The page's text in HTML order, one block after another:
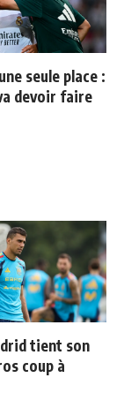
seule place :
devoir faire
tient son
coup à